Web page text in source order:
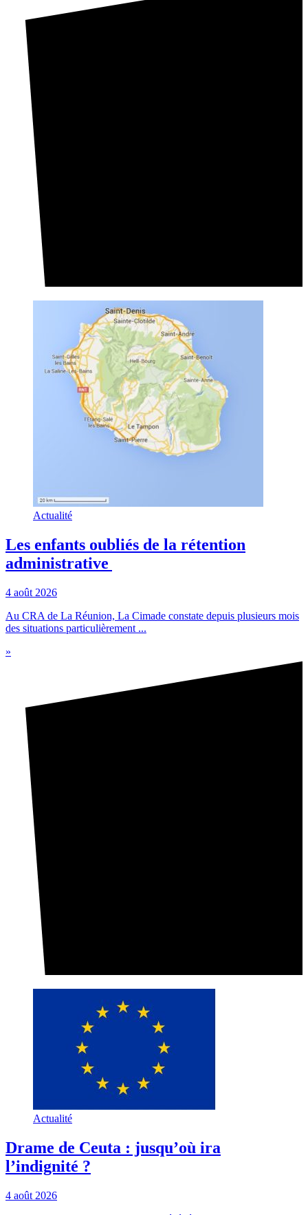
Actualité
Les enfants oubliés de la rétention
administrative
4 août 2026
Au CRA de La Réunion, La Cimade constate depuis plusieurs mois
des situations particulièrement ...
»
Actualité
Drame de Ceuta : jusqu’où ira
l’indignité ?
4 août 2026